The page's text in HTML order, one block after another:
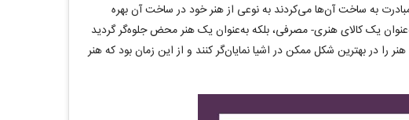
به ساخت آن‌ها می‌کردند به نوعی از هنر خود در ساخت آن بهره
یک کالای هنری- مصرفی، بلکه به‌عنوان یک هنر محض جلوه‌گر گردید
را در بهترین شکل ممکن در اشیا نمایان‌گر کنند و از این زمان بود که هنر